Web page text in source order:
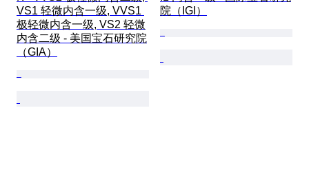
VS1 轻微内含一级, VVS1
极轻微内含一级, VS2 轻微
内含二级 - 美国宝石研究院
（GIA）
院（IGI）